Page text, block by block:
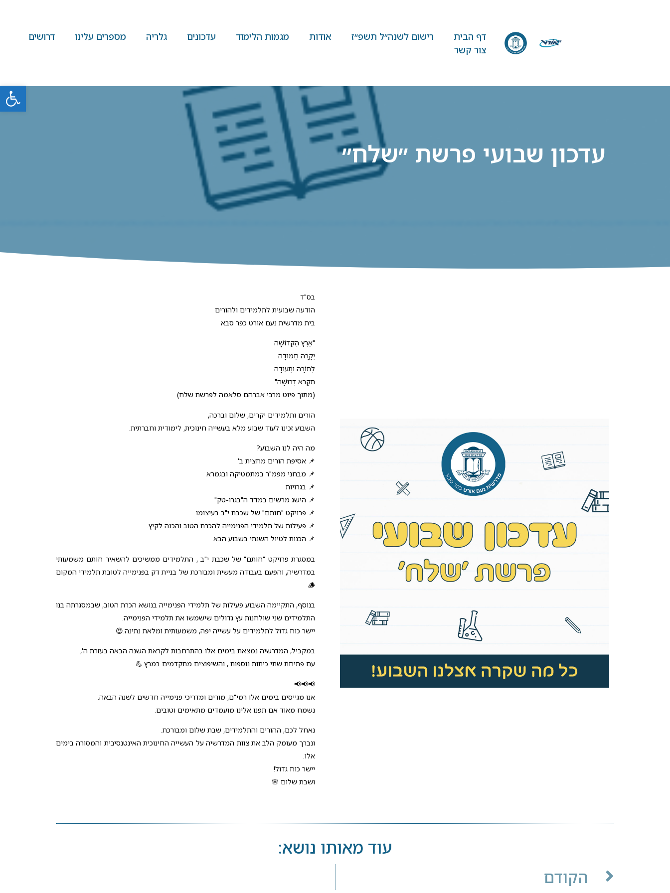
פתח
דף הבית רישום לשנה״ל תשפ״ז אודות מגמות הלימוד עדכונים גלריה מספרים עלינו
דרושים
צור קשר
עדכון שבועי פרשת ״שלח״
בס"ד
הודעה שבועית לתלמידים ולהורים
בית מדרשית נעם אורט כפר סבא
"אֶרֶץ הַקְּדוֹשָׁה
יְקָרָה חֲמוּדָה
לְתוֹרָה וּתְעוּדָה
תִּקָּרֵא דְרוּשָׁה"
(מתוך פיוט מרבי אברהם סלאמה לפרשת שלח)
הורים ותלמידים יקרים, שלום וברכה,
השבוע זכינו לעוד שבוע מלא בעשייה חינוכית, לימודית וחברתית.
מה היה לנו השבוע?
📌 אסיפת הורים מחצית ב'
📌 מבחני מפמ"ר במתמטיקה ובגמרא
📌 בגרויות
📌 הישג מרשים במדד ה"בגרו-טק"
📌 פרויקט "חותם" של שכבת י"ב בעיצומו
📌 פעילות של תלמידי הפנימייה להכרת הטוב והכנה לקיץ.
📌 הכנות לטיול השנתי בשבוע הבא
במסגרת פרויקט "חותם" של שכבת י"ב , התלמידים ממשיכים להשאיר חותם משמעותי
במדרשיה, והפעם בעבודה מעשית ומבורכת של בניית דק בפנימייה לטובת תלמידי המקום
🪵
בנוסף, התקיימה השבוע פעילות של תלמידי הפנימייה בנושא הכרת הטוב, שבמסגרתה בנו
התלמידים שני שולחנות עץ גדולים שישמשו את תלמידי הפנימייה.
יישר כוח גדול לתלמידים על עשייה יפה, משמעותית ומלאת נתינה.😍
במקביל, המדרשיה נמצאת בימים אלו בהתרחבות לקראת השנה הבאה בעזרת ה',
עם פתיחת שתי כיתות נוספות , והשיפוצים מתקדמים במרץ.💪
📢📢📢
אנו מגייסים בימים אלו רמי"ם, מורים ומדריכי פנימייה חדשים לשנה הבאה.
נשמח מאוד אם תפנו אלינו מועמדים מתאימים וטובים.
נאחל לכם, ההורים והתלמידים, שבת שלום ומבורכת.
ונברך מעומק הלב את צוות המדרשיה על העשייה החינוכית האינטנסיבית והמסורה בימים
אלו.
יישר כוח גדול!
ושבת שלום 🌸
עוד מאותו נושא:
הקודם